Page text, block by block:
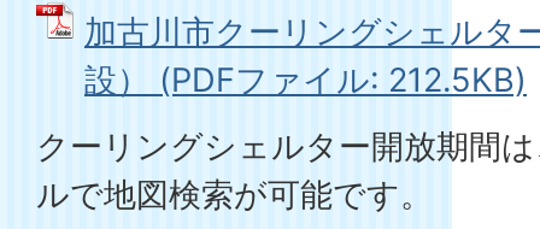
加古川市クーリングシェルタ
設） (PDFファイル: 212.5KB)
クーリングシェルター開放期間
ルで地図検索が可能です。